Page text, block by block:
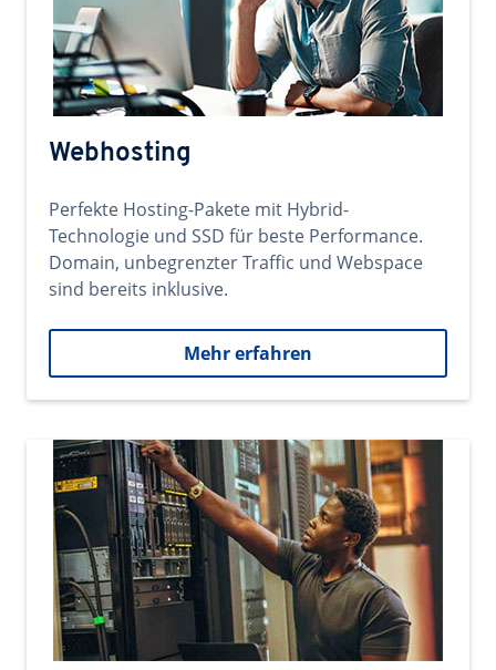
Webhosting
Perfekte Hosting-Pakete mit Hybrid-
Technologie und SSD für beste Performance.
Domain, unbegrenzter Traffic und Webspace
sind bereits inklusive.
Mehr erfahren